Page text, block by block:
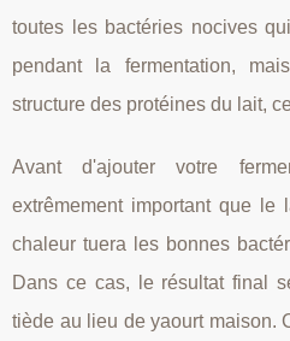
toutes les bactéries nocives
pendant la fermentation,
structure des protéines du lait,
Avant d'ajouter votre
extrêmement important que le
chaleur tuera les bonnes
Dans ce cas, le résultat final
tiède au lieu de yaourt maison.